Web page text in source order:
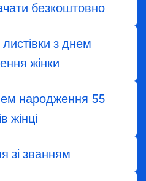
безкоштовно
з днем
жінки
народження 55
жінці
зі званням